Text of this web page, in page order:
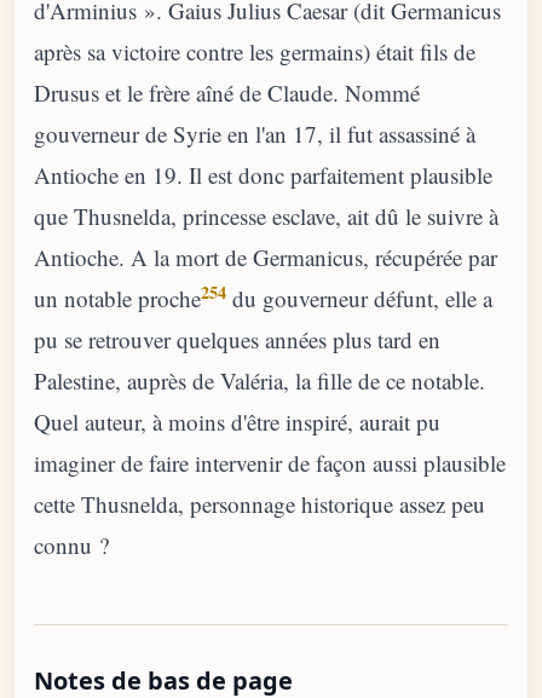
d'Arminius ». Gaius Julius Caesar (dit Germanicus
après sa victoire contre les germains) était fils de
Drusus et le frère aîné de Claude. Nommé
gouverneur de Syrie en l'an 17, il fut assassiné à
Antioche en 19. Il est donc parfaitement plausible
que Thusnelda, princesse esclave, ait dû le suivre à
Antioche. A la mort de Germanicus, récupérée par
un notable proche254 du gouverneur défunt, elle a
pu se retrouver quelques années plus tard en
Palestine, auprès de Valéria, la fille de ce notable.
Quel auteur, à moins d'être inspiré, aurait pu
imaginer de faire intervenir de façon aussi plausible
cette Thusnelda, personnage historique assez peu
connu ?
Notes de bas de page